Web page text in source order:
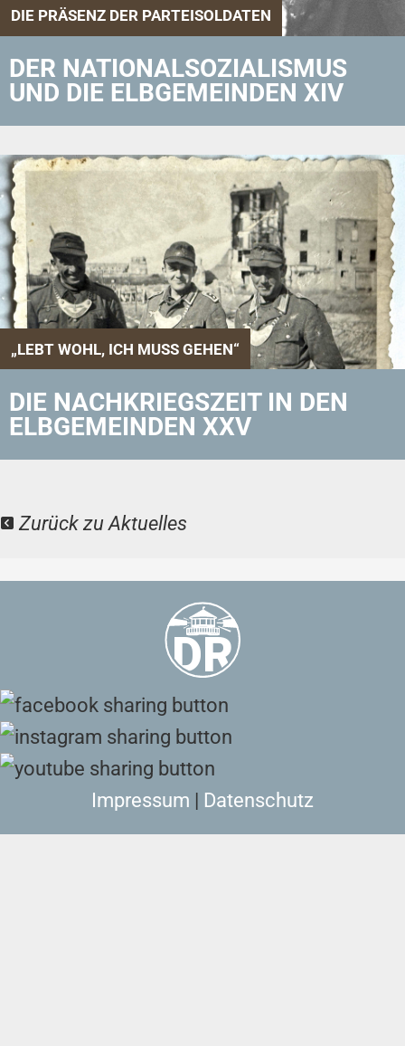
DIE PRÄSENZ DER PARTEISOLDATEN
DER NATIONALSOZIALISMUS
UND DIE ELBGEMEINDEN XIV
„LEBT WOHL, ICH MUSS GEHEN“
DIE NACHKRIEGSZEIT IN DEN
ELBGEMEINDEN XXV
Zurück zu Aktuelles
Impressum | Datenschutz